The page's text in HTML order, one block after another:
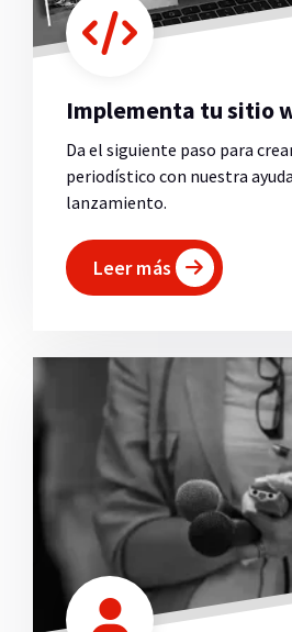
Implementa tu sitio
Da el siguiente paso para
periodístico con nuestra
lanzamiento.
Leer más